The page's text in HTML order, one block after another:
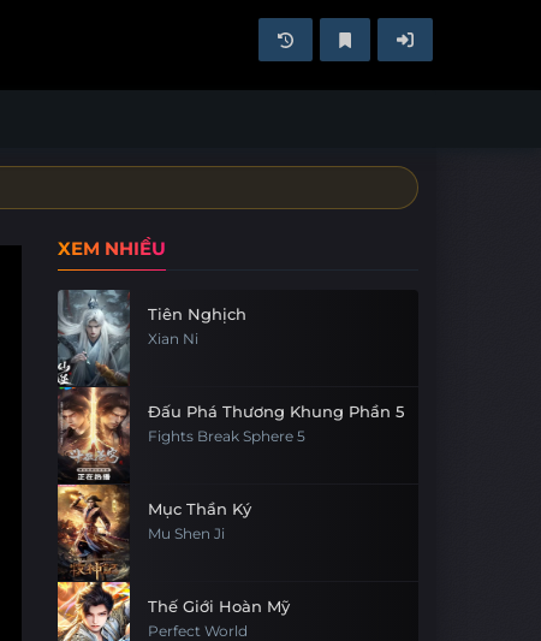
XEM NHIỀU
Tiên Nghịch
Xian Ni
Đấu Phá Thương Khung Phần 5
Fights Break Sphere 5
Mục Thần Ký
Mu Shen Ji
Thế Giới Hoàn Mỹ
Perfect World